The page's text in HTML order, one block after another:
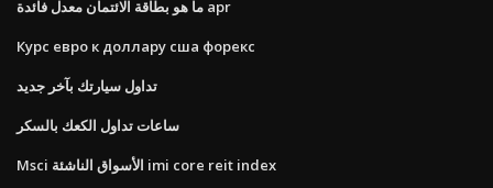
ما هو بطاقة الائتمان معدل فائدة apr
Курс евро к доллару сша форекс
تداول سيارتك بآخر جديد
ساعات تداول الكعك بالسكر
Msci الأسواق الناشئة imi core reit index